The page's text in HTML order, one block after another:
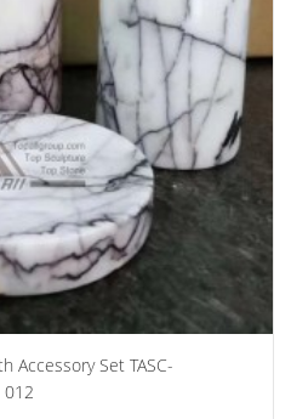
Accessory Set TASC-
012